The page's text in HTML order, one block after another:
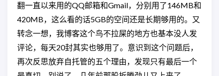
翻一直以来用的QQ邮箱和Gmail，分别用了146MB和
420MB，这么看的话5GB的空间还是长期够用的。又
转念一想，我博客这个鸟不拉屎的地方也基本没人发
评论，每天20封其实也够用了。意识到这个问题后，
再次反思放弃自托管的五个理由，发现只有最后一个